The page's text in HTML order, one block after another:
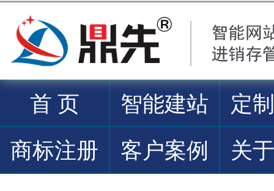
首 页 智能建站
定
商标注册
客户案例 关